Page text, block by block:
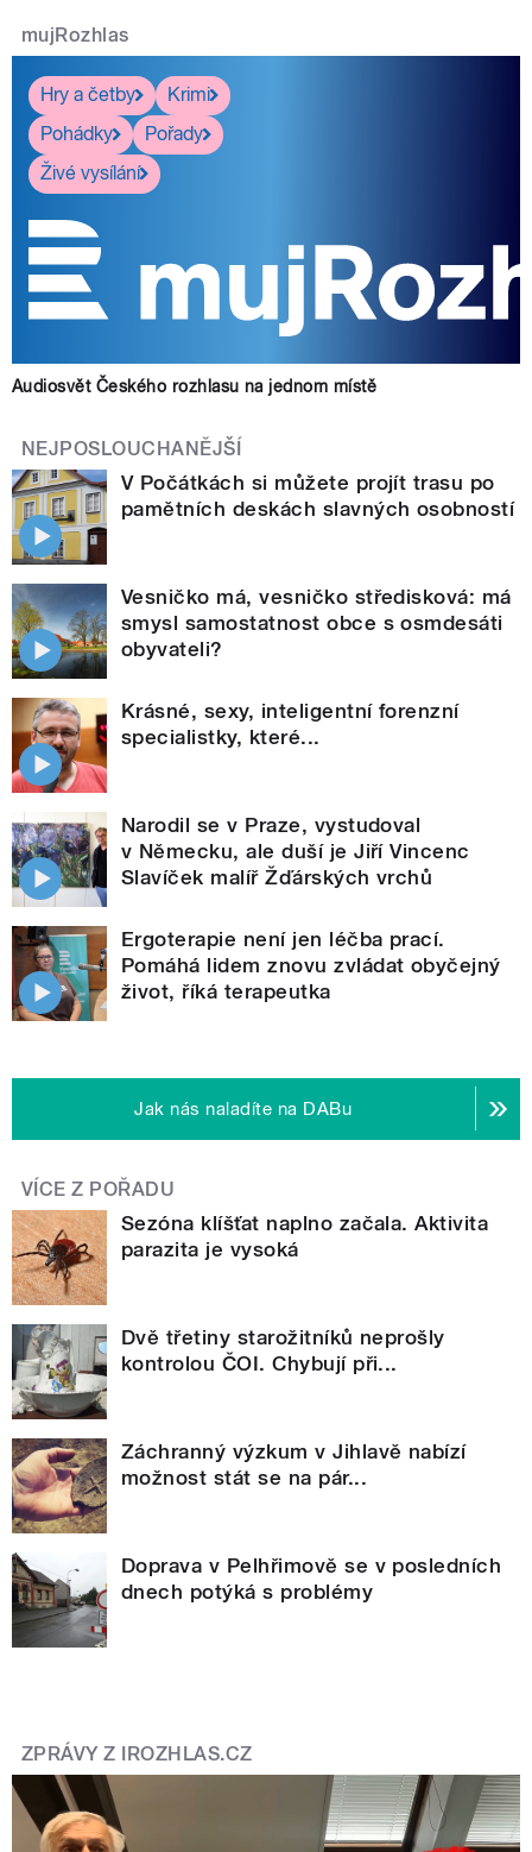
mujRozhlas
Hry a četby
Krimi
Pohádky
Pořady
Živé vysílání
Audiosvět Českého rozhlasu na jednom místě
NEJPOSLOUCHANĚJŠÍ
V Počátkách si můžete projít trasu po
pamětních deskách slavných osobností
Vesničko má, vesničko středisková: má
smysl samostatnost obce s osmdesáti
obyvateli?
Krásné, sexy, inteligentní forenzní
specialistky, které...
Narodil se v Praze, vystudoval
v Německu, ale duší je Jiří Vincenc
Slavíček malíř Žďárských vrchů
Ergoterapie není jen léčba prací.
Pomáhá lidem znovu zvládat obyčejný
život, říká terapeutka
Jak nás naladíte na DABu
VÍCE Z POŘADU
Sezóna klíšťat naplno začala. Aktivita
parazita je vysoká
Dvě třetiny starožitníků neprošly
kontrolou ČOI. Chybují při...
Záchranný výzkum v Jihlavě nabízí
možnost stát se na pár...
Doprava v Pelhřimově se v posledních
dnech potýká s problémy
ZPRÁVY Z IROZHLAS.CZ